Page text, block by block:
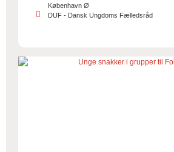
København Ø
DUF - Dansk Ungdoms Fælledsråd